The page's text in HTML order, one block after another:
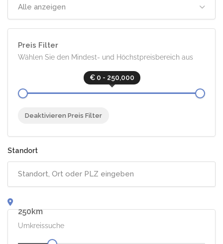
Alle anzeigen
Preis Filter
Wählen Sie den Mindest- und Höchstpreisbereich aus
€ 0 - 250,000
Deaktivieren Preis Filter
250
Umkreissuche